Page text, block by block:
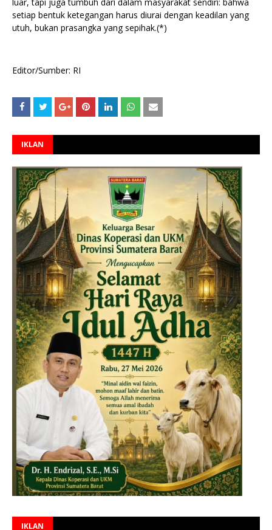
setiap bentuk ketegangan harus diurai dengan keadilan yang
utuh, bukan prasangka yang sepihak.(*)
Editor/Sumber: RI
IKLAN
IKLAN